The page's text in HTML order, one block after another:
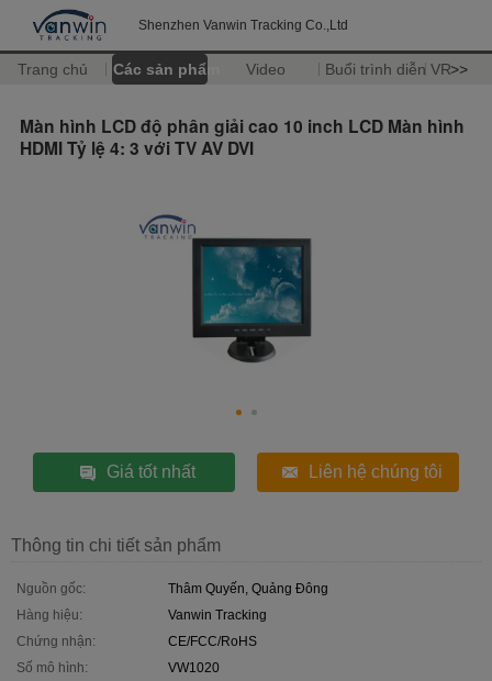
Shenzhen Vanwin Tracking Co.,Ltd
Trang chủ Các sản phẩm Video Buổi trình diễn VR>>
Màn hình LCD độ phân giải cao 10 inch LCD Màn hình
HDMI Tỷ lệ 4: 3 với TV AV DVI
Giá tốt nhất Liên hệ chúng tôi
Thông tin chi tiết sản phẩm
Nguồn gốc:
Thâm Quyến, Quảng Đông
Hàng hiệu:
Vanwin Tracking
Chứng nhận:
CE/FCC/RoHS
Số mô hình:
VW1020